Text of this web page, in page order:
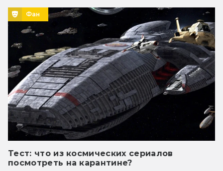
Фан
Тест: что из космических сериалов
посмотреть на карантине?